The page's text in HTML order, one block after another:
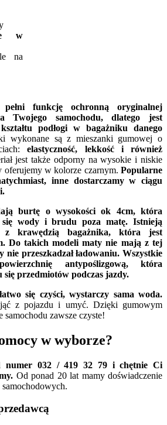
w
na
funkcję ochronną oryginalnej
Twojego samochodu, dlatego jest
podłogi w bagażniku danego
wykonane są z mieszanki gumowej o
elastyczność, lekkość i również
jest także odporny na wysokie i niskie
oferujemy w kolorze czarnym. Popularne
inne dostarczamy w ciągu
burtę o wysokości ok 4cm, która
się wody i brudu poza matę. Istnieją
z krawędzią bagażnika, która jest
Do takich modeli maty nie mają z tej
przeszkadzał ładowaniu. Wszystkie
antypoślizgową, która
się przedmiotów podczas jazdy.
się czyści, wystarczy sama woda.
z pojazdu i umyć. Dzięki gumowym
samochodu zawsze czyste!
w wyborze?
numer 032 / 419 32 79 i chętnie Ci
Od ponad 20 lat mamy doświadczenie